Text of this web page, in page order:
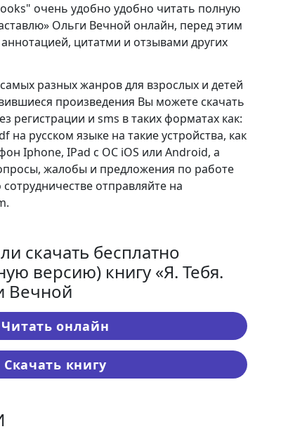
очень удобно удобно читать полную
Ольги Вечной онлайн, перед этим
цитатми и отзывами других
разных жанров для взрослых и детей
произведения Вы можете скачать
регистрации и sms в таких форматах как:
русском языке на такие устройства, как
Iphone, IPad с ОС iOS или Android, а
жалобы и предложения по работе
отправляйте на
скачать бесплатно
версию) книгу «Я. Тебя.
Вечной
Читать онлайн
Скачать книгу